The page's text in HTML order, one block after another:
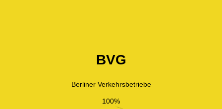
BVG
Berliner Verkehrsbetriebe
100%